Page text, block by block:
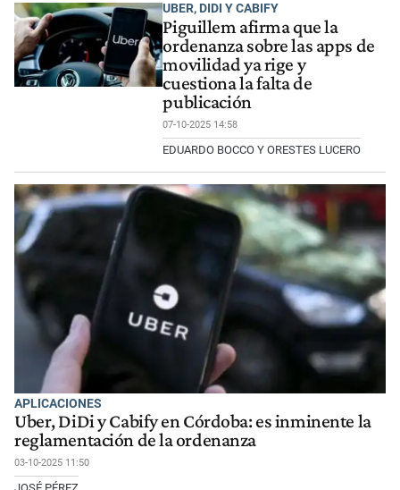
UBER, DIDI Y CABIFY
Piguillem afirma que la
ordenanza sobre las apps de
movilidad ya rige y
cuestiona la falta de
publicación
07-10-2025 14:58
EDUARDO BOCCO Y ORESTES LUCERO
APLICACIONES
Uber, DiDi y Cabify en Córdoba: es inminente la
reglamentación de la ordenanza
03-10-2025 11:50